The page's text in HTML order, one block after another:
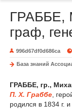
ГРАББЕ,
граф,
996d67df0d686ca
База знаний
ГРАББЕ, гр.,
П. Х. Граббе ,
родился в 1834 г.